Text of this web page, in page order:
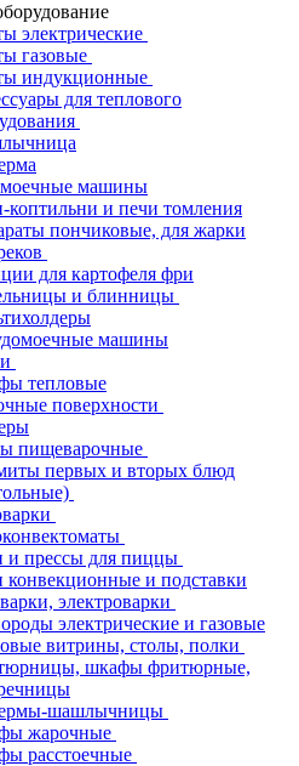
электрические
газовые
индукционные
для теплового
машины
коптильни и печи томления
пончиковые, для жарки
для картофеля фри
и блинницы
машины
тепловые
поверхности
пищеварочные
первых и вторых блюд
и прессы для пиццы
конвекционные и подставки
электроварки
электрические и газовые
витрины, столы, полки
шкафы фритюрные,
шашлычницы
жарочные
расстоечные